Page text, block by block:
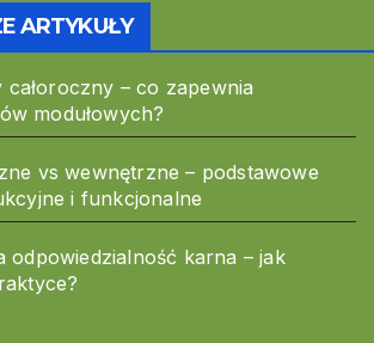
ARTYKUŁY
całoroczny – co zapewnia
modułowych?
vs wewnętrzne – podstawowe
i funkcjonalne
odpowiedzialność karna – jak